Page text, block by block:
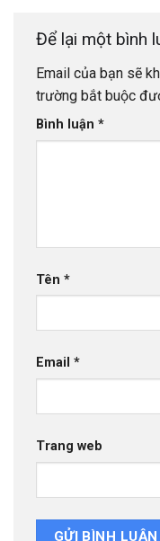
Để lại một bình
Email của bạn sẽ
trường bắt buộc
Bình luận *
Tên *
Email *
Trang web